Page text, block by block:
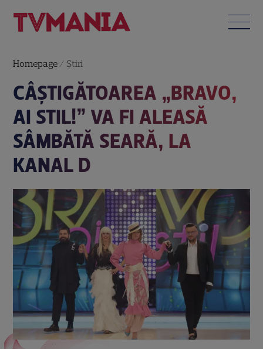
Homepage / Știri
CÂȘTIGĂTOAREA „BRAVO,
AI STIL!” VA FI ALEASĂ
SÂMBĂTĂ SEARĂ, LA
KANAL D